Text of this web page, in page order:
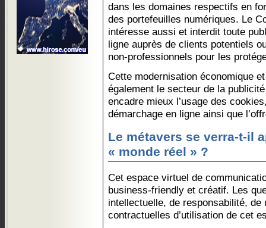
dans les domaines respectifs en
des portefeuilles numériques. Le
intéresse aussi et interdit toute
ligne auprès de clients potentiels
non-professionnels pour les
Cette modernisation économique
également le secteur de la
encadre mieux l’usage des
démarchage en ligne ainsi que
Le métavers se verra-t-il
« monde réel » ?
Cet espace virtuel de
business-friendly et créatif. Les
intellectuelle, de responsabilité,
contractuelles d’utilisation de cet